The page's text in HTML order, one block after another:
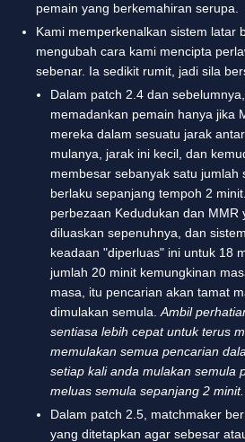
pemain yang berkemahiran serupa.
Kami memperkenalkan sistem latar
mengubah cara kami mencipta
sebenar. Ia sedikit rumit, jadi sila
Dalam patch 2.4 dan
memadankan pemain hanya jika
mereka dalam sesuatu jarak
mulanya, jarak ini kecil, dan
membesar sebanyak satu jumlah
berlaku sepanjang tempoh 2
perbezaan Kedudukan dan MMR
diluaskan sepenuhnya, dan
keadaan "diperluas" ini untuk 18
jumlah 20 minit kemungkinan
masa, itu pencarian akan tamat
dimulakan semula. Ambil
sentiasa lebih cepat untuk terus
memulakan semua pencarian
setiap kali anda mulakan semula
meluas semula sepanjang 2 minit.
Dalam patch 2.5, matchmaker
yang ditetapkan agar sebesar